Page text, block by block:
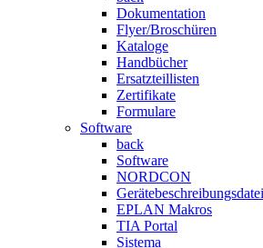
Dokumentation
Flyer/Broschüren
Kataloge
Handbücher
Ersatzteillisten
Zertifikate
Formulare
Software
back
Software
NORDCON
EPLAN Makros
TIA Portal
Sistema